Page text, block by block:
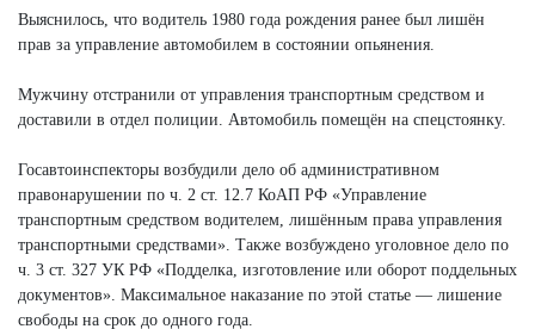
Выяснилось, что водитель 1980 года рождения ранее был лишён
прав за управление автомобилем в состоянии опьянения.
Мужчину отстранили от управления транспортным средством и
доставили в отдел полиции. Автомобиль помещён на спецстоянку.
Госавтоинспекторы возбудили дело об административном
правонарушении по ч. 2 ст. 12.7 КоАП РФ «Управление
транспортным средством водителем, лишённым права управления
транспортными средствами». Также возбуждено уголовное дело по
ч. 3 ст. 327 УК РФ «Подделка, изготовление или оборот поддельных
документов». Максимальное наказание по этой статье — лишение
свободы на срок до одного года.